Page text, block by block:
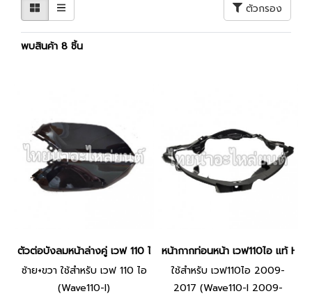
ตัวกรอง
พบสินค้า 8 ชิ้น
ตัวต่อบังลมหน้าล่างคู่ เวฟ 110 ไอ ยี่ห้อ Manoo (NHA35M ดำ)
ซ้าย+ขวา ใช้สำหรับ เวฟ 110 ไอ
(Wave110-I)
หน้ากากท่อนหน้า เวฟ110ไอ แท้
ใช้สำหรับ เวฟ110ไอ 2009-
2017 (Wave110-I 2009-